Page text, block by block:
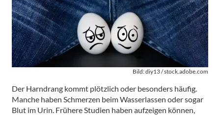
Bild: diy13 / stock.adobe.com
Der Harndrang kommt plötzlich oder besonders häufig.
Manche haben Schmerzen beim Wasserlassen oder sogar
Blut im Urin. Frühere Studien haben aufzeigen können,